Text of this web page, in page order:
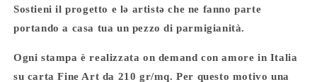
Sostieni il progetto e lǝ artistǝ che ne fanno parte
portando a casa tua un pezzo di parmigianità.
Ogni stampa è realizzata on demand con amore in Italia
su carta Fine Art da 210 gr/mq. Per questo motivo una